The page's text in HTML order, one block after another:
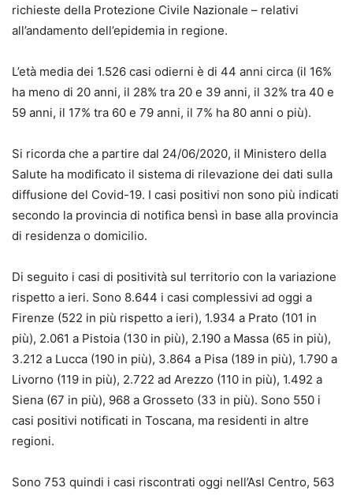
richieste della Protezione Civile Nazionale – relativi
all’andamento dell’epidemia in regione.
L’età media dei 1.526 casi odierni è di 44 anni circa (il 16%
ha meno di 20 anni, il 28% tra 20 e 39 anni, il 32% tra 40 e
59 anni, il 17% tra 60 e 79 anni, il 7% ha 80 anni o più).
Si ricorda che a partire dal 24/06/2020, il Ministero della
Salute ha modificato il sistema di rilevazione dei dati sulla
diffusione del Covid-19. I casi positivi non sono più indicati
secondo la provincia di notifica bensì in base alla provincia
di residenza o domicilio.
Di seguito i casi di positività sul territorio con la variazione
rispetto a ieri. Sono 8.644 i casi complessivi ad oggi a
Firenze (522 in più rispetto a ieri), 1.934 a Prato (101 in
più), 2.061 a Pistoia (130 in più), 2.190 a Massa (65 in più),
3.212 a Lucca (190 in più), 3.864 a Pisa (189 in più), 1.790 a
Livorno (119 in più), 2.722 ad Arezzo (110 in più), 1.492 a
Siena (67 in più), 968 a Grosseto (33 in più). Sono 550 i
casi positivi notificati in Toscana, ma residenti in altre
regioni.
Sono 753 quindi i casi riscontrati oggi nell’Asl Centro, 563